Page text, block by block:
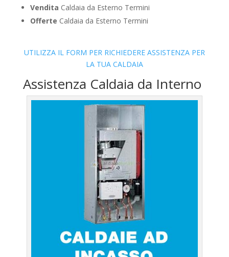
Vendita Caldaia da Esterno Termini
Offerte Caldaia da Esterno Termini
UTILIZZA IL FORM PER RICHIEDERE ASSISTENZA PER
LA TUA CALDAIA
Assistenza Caldaia da Interno